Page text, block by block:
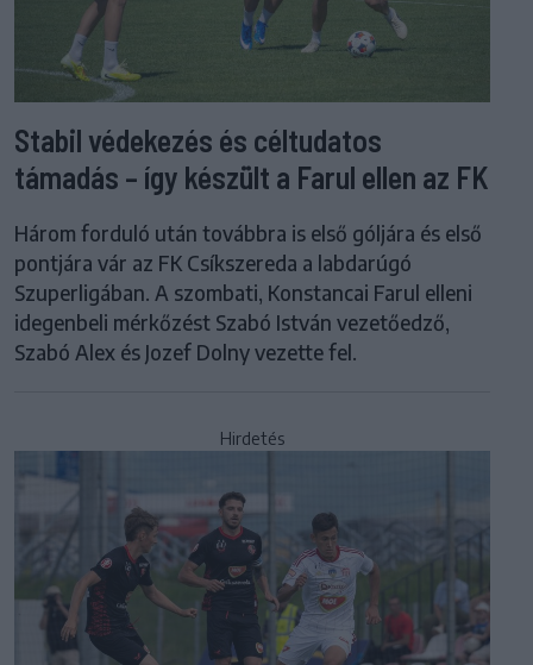
Stabil védekezés és céltudatos
támadás – így készült a Farul ellen az FK
Három forduló után továbbra is első góljára és első
pontjára vár az FK Csíkszereda a labdarúgó
Szuperligában. A szombati, Konstancai Farul elleni
idegenbeli mérkőzést Szabó István vezetőedző,
Szabó Alex és Jozef Dolny vezette fel.
Hirdetés